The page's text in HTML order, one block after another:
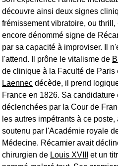
découvre ainsi deux signes
frémissement vibratoire, ou
encore dénommé signe de
par sa capacité à improviser. Il
l'attend. Il prône le vitalisme de
de clinique à la Faculté de Paris
Laennec décède, il prend
France en 1826. Sa
déclenchées par la Cour de
les autres impétrants à ce
soutenu par l'Académie royale
Médecine. Récamier avait
chirurgien de Louis XVIII
et un